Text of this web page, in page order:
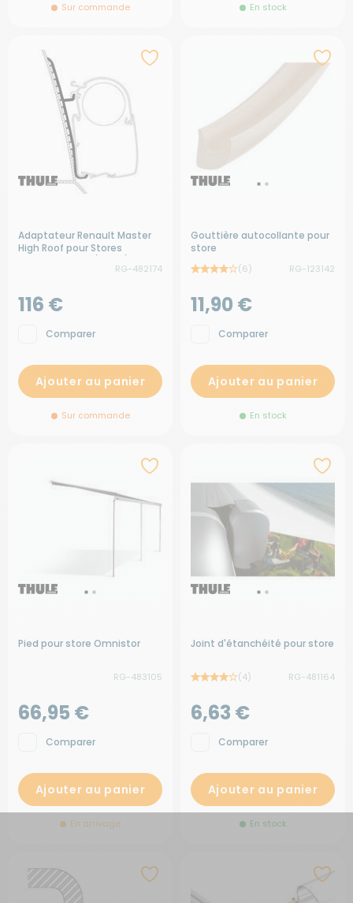
Sur commande En stock
Adaptateur Renault Master
High Roof pour Stores
RG-482174
116 €
Comparer
Ajouter au panier
Sur commande
Gouttière autocollante pour
store
(6) RG-123142
11,90 €
Comparer
Ajouter au panier
En stock
Pied pour store Omnistor
RG-483105
66,95 €
Comparer
Ajouter au panier
En arrivage
Joint d'étanchéité pour store
(4) RG-481164
6,63 €
Comparer
Ajouter au panier
En stock